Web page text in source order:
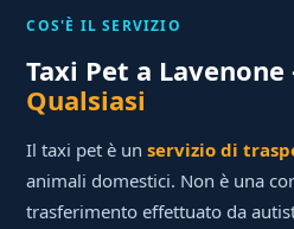
COS'È IL SERVIZIO
Taxi Pet a
Qualsiasi
Il taxi pet è unservizio di
animali domestici. Non è una
trasferimento effettuato da